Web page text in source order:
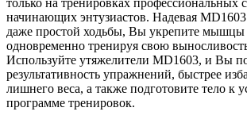
начинающих энтузиастов. Надевая
даже простой ходьбы, Вы укрепите мышцы
одновременно тренируя свою
Используйте утяжелители MD1603, и Вы
результативность упражнений, быстрее
лишнего веса, а также подготовите тело к
программе тренировок.